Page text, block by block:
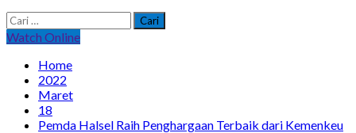
Cari
untuk:
Watch Online
Home
2022
Maret
18
Pemda Halsel Raih Penghargaan Terbaik dari Kemenkeu